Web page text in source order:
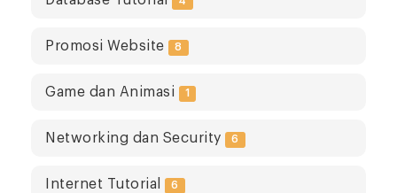
Promosi Website 8
Game dan Animasi 1
Networking dan Security 6
Internet Tutorial 6